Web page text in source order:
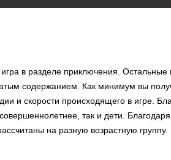
в разделе приключения. Остальные
содержанием. Как минимум вы
и скорости происходящего в игре.
так и дети.
на разную возрастную группу.